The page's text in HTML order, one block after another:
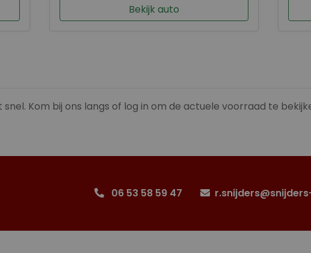
Bekijk auto
Kom bij ons langs of log in om de actuele voorraad te
06 53 58 59 47